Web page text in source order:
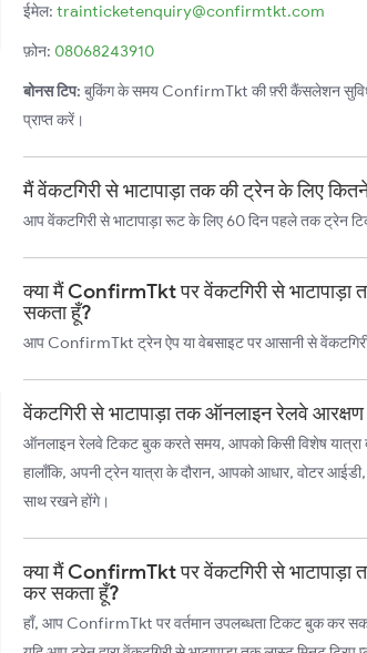
ईमेल: trainticketenquiry@confirmtkt.com
फ़ोन: 08068243910
बोनस टिप: बुकिंग के समय ConfirmTkt की फ़्री कैंसलेशन
प्राप्त करें।
मैं वेंकटगिरी से भाटापाड़ा तक की ट्रेन के लिए
आप वेंकटगिरी से भाटापाड़ा रूट के लिए 60 दिन पहले तक ट्रेन
क्या मैं ConfirmTkt पर वेंकटगिरी से
सकता हूँ?
आप ConfirmTkt ट्रेन ऐप या वेबसाइट पर आसानी से
वेंकटगिरी से भाटापाड़ा तक ऑनलाइन रेलवे
ऑनलाइन रेलवे टिकट बुक करते समय, आपको किसी विशेष
हालाँकि, अपनी ट्रेन यात्रा के दौरान, आपको आधार, वोटर
साथ रखने होंगे।
क्या मैं ConfirmTkt पर वेंकटगिरी से भाटापाड़ा
कर सकता हूँ?
हाँ, आप ConfirmTkt पर वर्तमान उपलब्धता टिकट बुक कर सकते